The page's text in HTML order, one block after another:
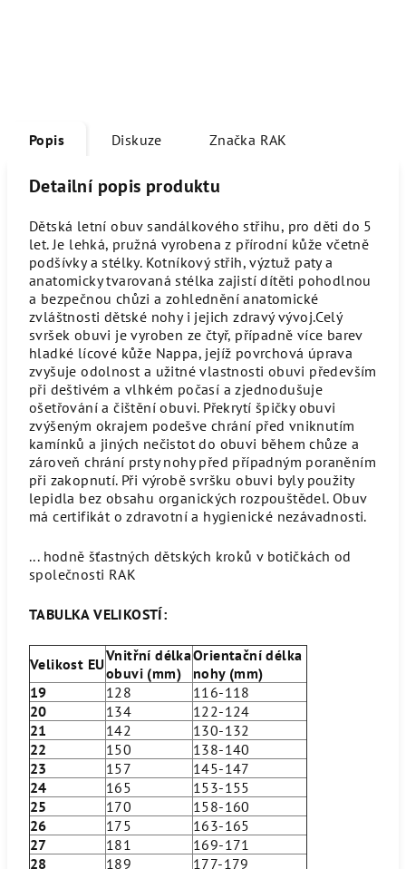
Popis Diskuze Značka RAK
Detailní popis produktu
Dětská letní obuv sandálkového střihu, pro děti do 5
let. Je lehká, pružná vyrobena z přírodní kůže včetně
podšívky a stélky. Kotníkový střih, výztuž paty a
anatomicky tvarovaná stélka zajistí dítěti pohodlnou
a bezpečnou chůzi a zohlednění anatomické
zvláštnosti dětské nohy i jejich zdravý vývoj.Celý
svršek obuvi je vyroben ze čtyř, případně více barev
hladké lícové kůže Nappa, jejíž povrchová úprava
zvyšuje odolnost a užitné vlastnosti obuvi především
při deštivém a vlhkém počasí a zjednodušuje
ošetřování a čištění obuvi. Překrytí špičky obuvi
zvýšeným okrajem podešve chrání před vniknutím
kamínků a jiných nečistot do obuvi během chůze a
zároveň chrání prsty nohy před případným poraněním
při zakopnutí. Při výrobě svršku obuvi byly použity
lepidla bez obsahu organických rozpouštědel. Obuv
má certifikát o zdravotní a hygienické nezávadnosti.
... hodně šťastných dětských kroků v botičkách od
společnosti RAK
TABULKA VELIKOSTÍ:
Velikost EUVnitřní délka
obuvi (mm)
Orientační délka
nohy (mm)
19
128
116-118
20
134
122-124
21
142
130-132
22
150
138-140
23
157
145-147
24
165
153-155
25
170
158-160
26
175
163-165
27
181
169-171
28
189 177-179